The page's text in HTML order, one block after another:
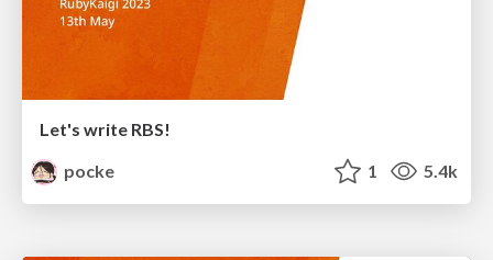
Let's write RBS!
pocke
1 5.4k